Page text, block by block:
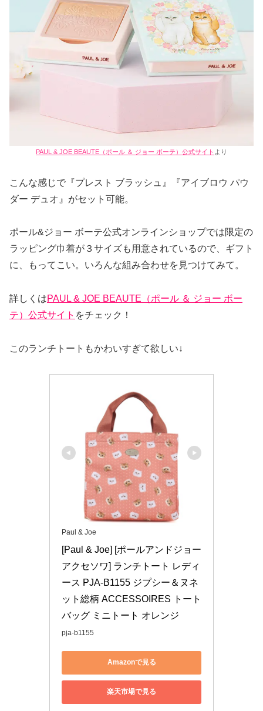
PAUL & JOE BEAUTE（ポール ＆ ジョー ボーテ）公式サイト より
こんな感じで『プレスト ブラッシュ』『アイブロウ パウ
ダー デュオ』がセット可能。
ポール&ジョー ボーテ公式オンラインショップでは限定の
ラッピング巾着が３サイズも用意されているので、ギフト
に、もってこい。いろんな組み合わせを見つけてみて。
詳しくはPAUL & JOE BEAUTE（ポール ＆ ジョー ボー
テ）公式サイト をチェック！
このランチトートもかわいすぎて欲しい↓
Paul & Joe
[Paul & Joe] [ポールアンドジョー
アクセソワ] ランチトート レディ
ース PJA-B1155 ジプシー＆ヌネ
ット総柄 ACCESSOIRES トート
バッグ ミニトート オレンジ
pja-b1155
Amazonで見る
楽天市場で見る